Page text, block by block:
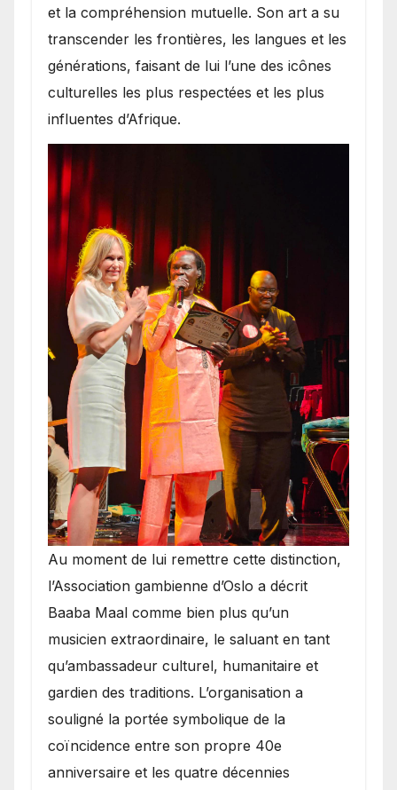
et la compréhension mutuelle. Son art a su
transcender les frontières, les langues et les
générations, faisant de lui l’une des icônes
culturelles les plus respectées et les plus
influentes d’Afrique.
​Au moment de lui remettre cette distinction,
l’Association gambienne d’Oslo a décrit
Baaba Maal comme bien plus qu’un
musicien extraordinaire, le saluant en tant
qu’ambassadeur culturel, humanitaire et
gardien des traditions. L’organisation a
souligné la portée symbolique de la
coïncidence entre son propre 40e
anniversaire et les quatre décennies